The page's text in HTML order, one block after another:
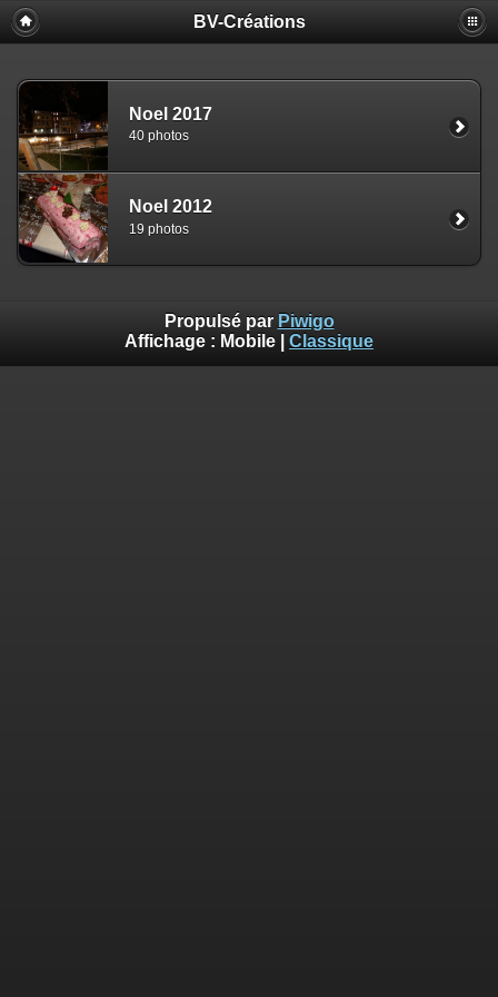
BV-Créations
Noel 2017
40 photos
Noel 2012
19 photos
Propulsé par Piwigo
Affichage : Mobile Classique